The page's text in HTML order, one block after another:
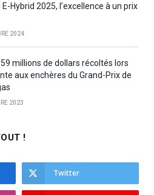
E-Hybrid 2025, l’excellence à un prix
2024
59 millions de dollars récoltés lors
aux enchères du Grand-Prix de
2023
!
Twitter